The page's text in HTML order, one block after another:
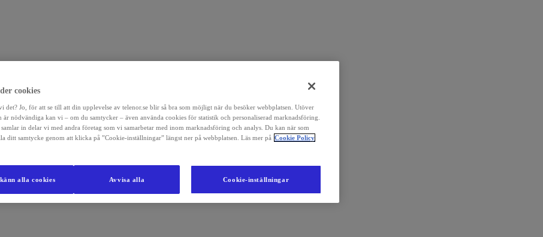
cookies
det? Jo, för att se till att din upplevelse av telenor.se blir så bra som möjligt när du besöker webbplatsen. Utöver
är nödvändiga kan vi – om du samtycker – även använda cookies för statistik och personaliserad marknadsföring.
in delar vi med andra företag som vi samarbetar med inom marknadsföring och analys. Du kan när som
ditt samtycke genom att klicka på ”Cookie-inställningar” längst ner på webbplatsen. Läs mer på Cookie Policy
Cookie-inställningar
Avvisa alla
alla cookies